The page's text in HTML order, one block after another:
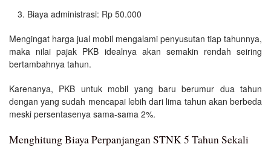
Biaya administrasi: Rp 50.000
Mengingat harga jual mobil mengalami penyusutan tiap tahunnya,
maka nilai pajak PKB idealnya akan semakin rendah seiring
bertambahnya tahun.
Karenanya, PKB untuk mobil yang baru berumur dua tahun
dengan yang sudah mencapai lebih dari lima tahun akan berbeda
meski persentasenya sama-sama 2%.
Menghitung Biaya Perpanjangan STNK 5 Tahun Sekali